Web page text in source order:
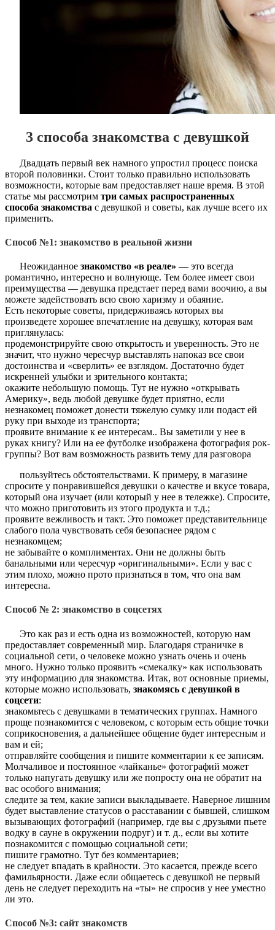
3 способа знакомства с девушкой
Двадцать первый век намного упростил процесс поиска
второй половинки. Стоит только правильно использовать
возможности, которые вам предоставляет наше время. В этой
статье мы рассмотрим три самых распространенных
способа знакомства с девушкой и советы, как лучше всего их
применить.
Способ №1: знакомство в реальной жизни
Неожиданное знакомство «в реале» — это всегда
романтично, интересно и волнующе. Тем более имеет свои
преимущества — девушка предстает перед вами воочию, а вы
можете задействовать всю свою харизму и обаяние.
Есть некоторые советы, придерживаясь которых вы
произведете хорошее впечатление на девушку, которая вам
приглянулась:
продемонстрируйте свою открытость и уверенность. Это не
значит, что нужно чересчур выставлять напоказ все свои
достоинства и «сверлить» ее взглядом. Достаточно будет
искренней улыбки и зрительного контакта;
окажите небольшую помощь. Тут не нужно «открывать
Америку», ведь любой девушке будет приятно, если
незнакомец поможет донести тяжелую сумку или подаст ей
руку при выходе из транспорта;
проявите внимание к ее интересам.. Вы заметили у нее в
руках книгу? Или на ее футболке изображена фотография рок-
группы? Вот вам возможность развить тему для разговора
пользуйтесь обстоятельствами. К примеру, в магазине
спросите у понравившейся девушки о качестве и вкусе товара,
который она изучает (или который у нее в тележке). Спросите,
что можно приготовить из этого продукта и т.д.;
проявите вежливость и такт. Это поможет представительнице
слабого пола чувствовать себя безопаснее рядом с
незнакомцем;
не забывайте о комплиментах. Они не должны быть
банальными или чересчур «оригинальными». Если у вас с
этим плохо, можно прото признаться в том, что она вам
интересна.
Способ № 2: знакомство в соцсетях
Это как раз и есть одна из возможностей, которую нам
предоставляет современный мир. Благодаря страничке в
социальной сети, о человеке можно узнать очень и очень
много. Нужно только проявить «смекалку» как использовать
эту информацию для знакомства. Итак, вот основные приемы,
которые можно использовать, знакомясь с девушкой в
соцсети:
знакомьтесь с девушками в тематических группах. Намного
проще познакомится с человеком, с которым есть общие точки
соприкосновения, а дальнейшее общение будет интересным и
вам и ей;
отправляйте сообщения и пишите комментарии к ее записям.
Молчаливое и постоянное «лайканье» фотографий может
только напугать девушку или же попросту она не обратит на
вас особого внимания;
следите за тем, какие записи выкладываете. Наверное лишним
будет выставление статусов о расставании с бывшей, слишком
вызывающих фотографий (например, где вы с друзьями пьете
водку в сауне в окружении подруг) и т. д., если вы хотите
познакомится с помощью социальной сети;
пишите грамотно. Тут без комментариев;
не следует впадать в крайности. Это касается, прежде всего
фамильярности. Даже если общаетесь с девушкой не первый
день не следует переходить на «ты» не спросив у нее уместно
ли это.
Способ №3: сайт знакомств